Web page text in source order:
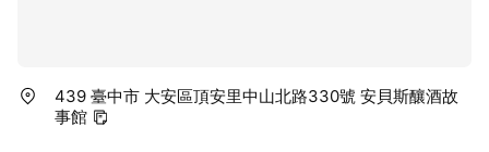
439 臺中市 大安區頂安里中山北路330號 安貝斯釀酒故
事館